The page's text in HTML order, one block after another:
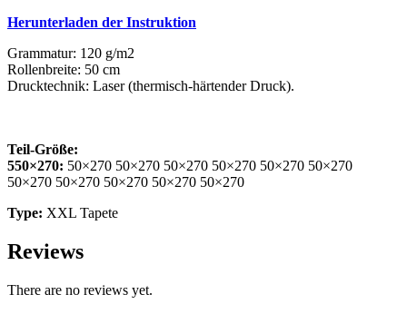
Herunterladen der Instruktion
Grammatur: 120 g/m2
Rollenbreite: 50 cm
Drucktechnik: Laser (thermisch-härtender Druck).
Teil-Größe:
550×270: 50×270 50×270 50×270 50×270 50×270 50×270
50×270 50×270 50×270 50×270 50×270
Type: XXL Tapete
Reviews
There are no reviews yet.